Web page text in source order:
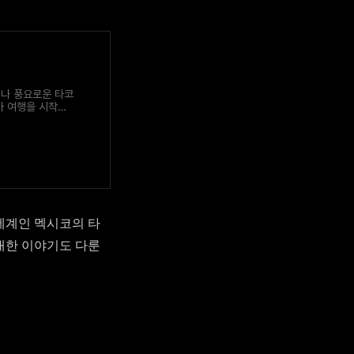
풍요로운 타코
여행을 시작한
계인 멕시코의 타
한 이야기도 다룬